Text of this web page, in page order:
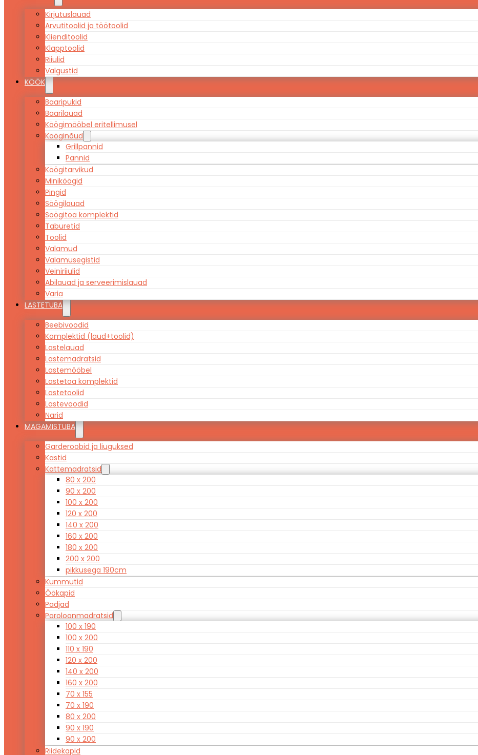
Kirjutuslauad
Arvutitoolid ja töötoolid
Klienditoolid
Klapptoolid
Riiulid
Valgustid
KÖÖK
Baaripukid
Baarilauad
Köögimööbel eritellimusel
Kööginõud
Grillpannid
Pannid
Köögitarvikud
Miniköögid
Pingid
Söögilauad
Söögitoa komplektid
Taburetid
Toolid
Valamud
Valamusegistid
Veiniriiulid
Abilauad ja serveerimislauad
Varia
LASTETUBA
Beebivoodid
Komplektid (laud+toolid)
Lastelauad
Lastemadratsid
Lastemööbel
Lastetoa komplektid
Lastetoolid
Lastevoodid
Narid
MAGAMISTUBA
Garderoobid ja liuguksed
Kastid
Kattemadratsid
80 x 200
90 x 200
100 x 200
120 x 200
140 x 200
160 x 200
180 x 200
200 x 200
pikkusega 190cm
Kummutid
Öökapid
Padjad
Poroloonmadratsid
100 x 190
100 x 200
110 x 190
120 x 200
140 x 200
160 x 200
70 x 155
70 x 190
80 x 200
90 x 190
90 x 200
Riidekapid